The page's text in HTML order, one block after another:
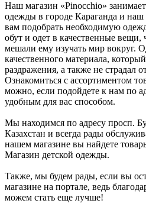
Наш магазин «Pinocchio»
одежды в городе Караганда и наш
вам подобрать необходимую
обут и одет в качественные
мешали ему изучать мир вокруг.
качественного материала,
раздражения, а также не страдал
Ознакомиться с ассортиментом
можно, если подойдете к нам по
удобным для вас способом.
Мы находимся по адресу просп.
Казахстан и всегда рады
нашем магазине вы найдете
Магазин детской одежды.
Также, мы будем рады, если вы
магазине на портале, ведь
можем стать еще лучше!